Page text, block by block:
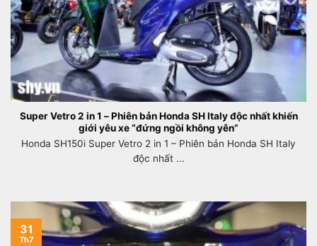
Super Vetro 2 in 1 – Phiên bản Honda SH Italy độc nhất khiến
giới yêu xe “đứng ngồi không yên”
Honda SH150i Super Vetro 2 in 1 – Phiên bản Honda SH Italy
độc nhất ...
31
Th7